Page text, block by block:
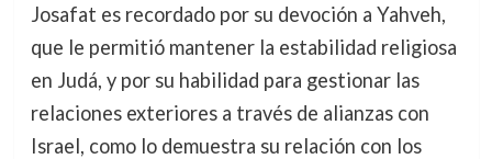
Josafat es recordado por su devoción a Yahveh,
que le permitió mantener la estabilidad religiosa
en Judá, y por su habilidad para gestionar las
relaciones exteriores a través de alianzas con
Israel, como lo demuestra su relación con los